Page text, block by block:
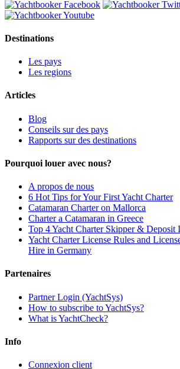
Destinations
Les pays
Les regions
Articles
Blog
Conseils sur des pays
Rapports sur des destinations
Pourquoi louer avec nous?
A propos de nous
6 Hot Tips for Your First Yacht Charter
Catamaran Charter on Mallorca
Charter a Catamaran in Greece
Top 4 Yacht Charter Skipper & Deposit
Yacht Charter License Rules and
Hire in Germany
Partenaires
Partner Login (YachtSys)
How to subscribe to YachtSys?
What is YachtCheck?
Info
Connexion client